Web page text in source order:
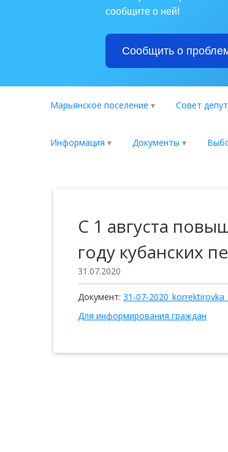
сообщите о ней!
Сообщить о
Марьянское поселение Совет
Информация Документы
С 1 августа
году кубанских
31.07.2020
Документ: 31-07-
Для информирования граждан